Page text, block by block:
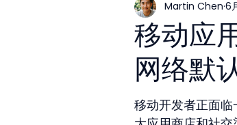
移动应
网络默
Martin Chen 6
移动开发者正面